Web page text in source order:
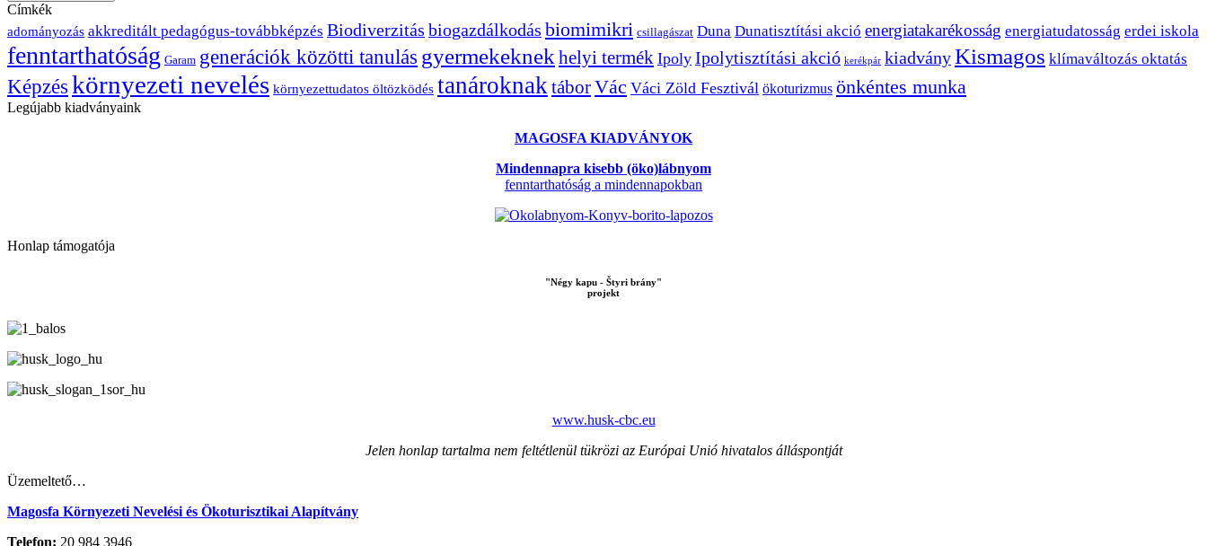
Címkék
adományozás akkreditált pedagógus-továbbképzés Biodiverzitás biogazdálkodás biomimikri csillagászat Duna Dunatisztítási akció energiatakarékosság energiatudatosság erdei iskola
fenntarthatóság Garam generációk közötti tanulás gyermekeknek helyi termék Ipoly Ipolytisztítási akció kerékpár kiadványKismagos klímaváltozás oktatás
Képzés környezeti nevelés környezettudatos öltözködés tanároknak táborVác Váci Zöld Fesztivál ökoturizmus önkéntes munka
Legújabb kiadványaink
MAGOSFA KIADVÁNYOK
Mindennapra kisebb (öko)lábnyom
fenntarthatóság a mindennapokban
Honlap támogatója
"Négy kapu - Štyri brány"
projekt
www.husk-cbc.eu
Jelen honlap tartalma nem feltétlenül tükrözi az Európai Unió hivatalos álláspontját
Üzemeltető…
Magosfa Környezeti Nevelési és Ökoturisztikai Alapítvány
Telefon: 20 984 3946